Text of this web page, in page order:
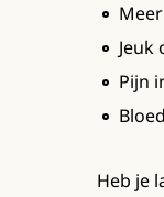
Pijn
Heb je